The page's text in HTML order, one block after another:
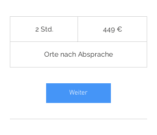
2 Std.
d
.
449 €
Orte nach Absprache
Weiter